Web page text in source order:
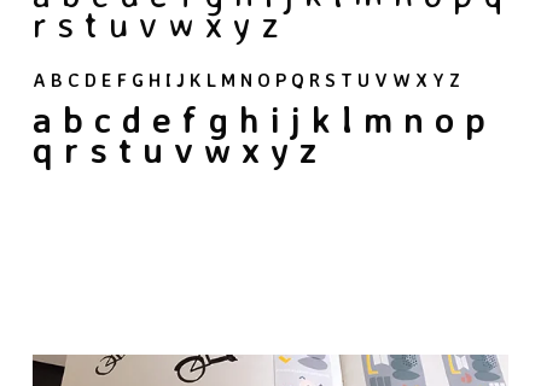
r s t u v w x y z
A B C D E F G H I J K L M N O P Q R S T U V W X Y Z
a b c d e f g h i j k l m n o p
q r s t u v w x y z